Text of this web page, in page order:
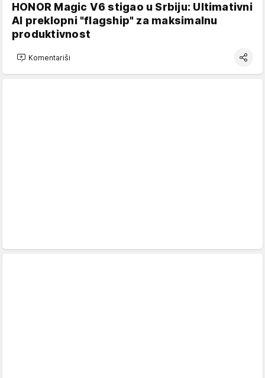
HONOR Magic V6 stigao u Srbiju: Ultimativni
AI preklopni "flagship" za maksimalnu
produktivnost
Komentariši